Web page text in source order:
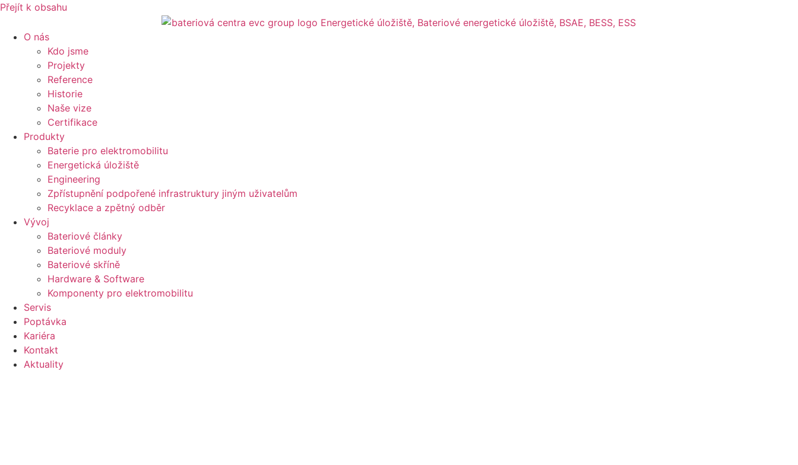
Přejít k obsahu
O nás
Kdo jsme
Projekty
Reference
Historie
Naše vize
Certifikace
Produkty
Baterie pro elektromobilitu
Energetická úložiště
Engineering
Zpřístupnění podpořené infrastruktury jiným uživatelům
Recyklace a zpětný odběr
Vývoj
Bateriové články
Bateriové moduly
Bateriové skříně
Hardware & Software
Komponenty pro elektromobilitu
Servis
Poptávka
Kariéra
Kontakt
Aktuality